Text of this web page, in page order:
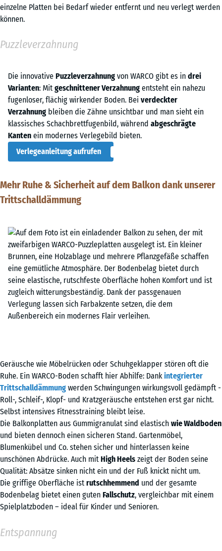
einzelne Platten bei Bedarf wieder entfernt und neu verlegt werden
können.
Puzzleverzahnung
Die innovative Puzzleverzahnung von WARCO gibt es in drei
Varianten: Mit geschnittener Verzahnung entsteht ein nahezu
fugenloser, flächig wirkender Boden. Bei verdeckter
Verzahnung bleiben die Zähne unsichtbar und man sieht ein
klassisches Schachbrettfugenbild, während abgeschrägte
Kanten ein modernes Verlegebild bieten.
Verlegeanleitung aufrufen
Mehr Ruhe & Sicherheit auf dem Balkon dank unserer
Trittschalldämmung
Geräusche wie Möbelrücken oder Schuhgeklapper stören oft die
Ruhe. Ein WARCO-Boden schafft hier Abhilfe: Dankintegrierter
Trittschalldämmung werden Schwingungen wirkungsvoll gedämpft -
Roll-, Schleif-, Klopf- und Kratzgeräusche entstehen erst gar nicht.
Selbst intensives Fitnesstraining bleibt leise.
Die Balkonplatten aus Gummigranulat sind elastisch wie Waldboden
und bieten dennoch einen sicheren Stand. Gartenmöbel,
Blumenkübel und Co. stehen sicher und hinterlassen keine
unschönen Abdrücke. Auch mit High Heels zeigt der Boden seine
Qualität: Absätze sinken nicht ein und der Fuß knickt nicht um.
Die griffige Oberfläche ist rutschhemmend und der gesamte
Bodenbelag bietet einen guten Fallschutz, vergleichbar mit einem
Spielplatzboden – ideal für Kinder und Senioren.
Entspannung